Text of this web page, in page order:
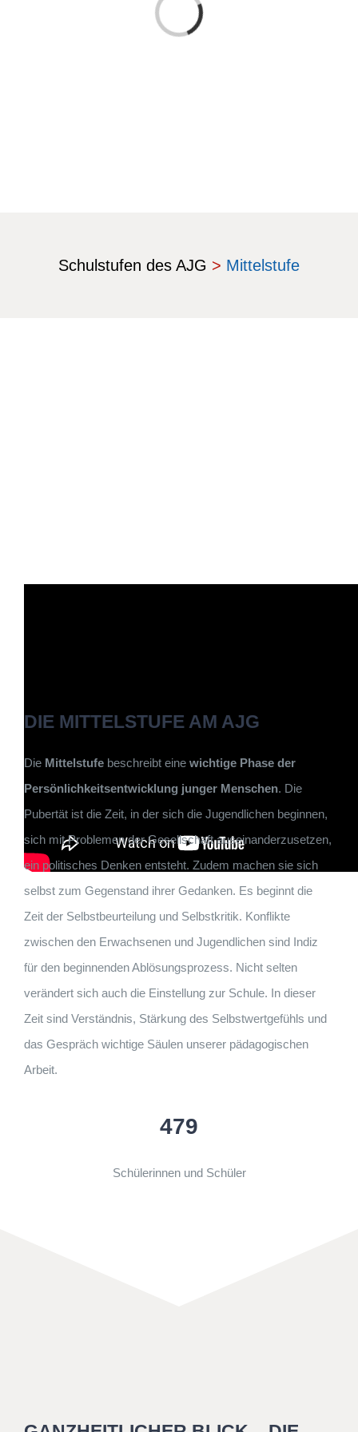
Laden...
Schulstufen des AJG > Mittelstufe
DIE MITTELSTUFE AM AJG
DieMittelstufebeschreibt eine wichtige Phase der
Persönlichkeitsentwicklung junger Menschen. Die
Pubertät ist die Zeit, in der sich die Jugendlichen beginnen,
sich mit Problemen der Gesellschaft auseinanderzusetzen,
ein politisches Denken entsteht. Zudem machen sie sich
selbst zum Gegenstand ihrer Gedanken. Es beginnt die
Zeit der Selbstbeurteilung und Selbstkritik. Konflikte
zwischen den Erwachsenen und Jugendlichen sind Indiz
für den beginnenden Ablösungsprozess. Nicht selten
verändert sich auch die Einstellung zur Schule. In dieser
Zeit sind Verständnis, Stärkung des Selbstwertgefühls und
das Gespräch wichtige Säulen unserer pädagogischen
Arbeit.
479
Schülerinnen und Schüler